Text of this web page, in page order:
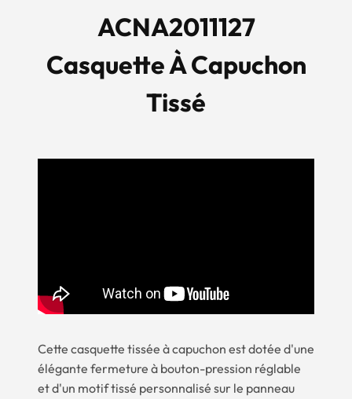
ACNA2011127
Casquette À Capuchon
Tissé
Cette casquette tissée à capuchon est dotée d'une
élégante fermeture à bouton-pression réglable
et d'un motif tissé personnalisé sur le panneau